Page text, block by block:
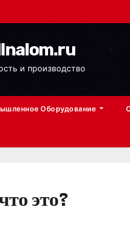
и производство
Оборудование
это?